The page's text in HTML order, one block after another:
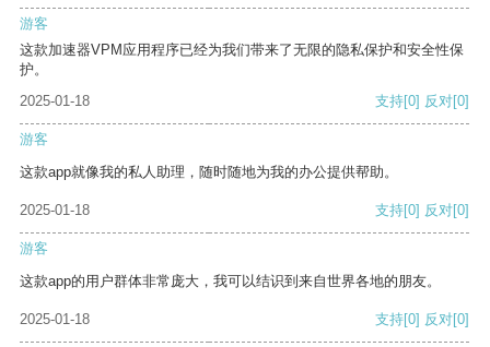
游客
这款加速器VPM应用程序已经为我们带来了无限的隐私保护和安全性保
护。
2025-01-18
支持[0] 反对[0]
游客
这款app就像我的私人助理，随时随地为我的办公提供帮助。
2025-01-18 支持[0] 反对[0]
游客
这款app的用户群体非常庞大，我可以结识到来自世界各地的朋友。
2025-01-18 支持[0] 反对[0]